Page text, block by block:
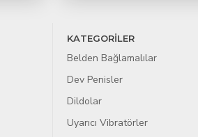
KATEGORİLER
Belden Bağlamalılar
Dev Penisler
Dildolar
Uyarıcı Vibratörler